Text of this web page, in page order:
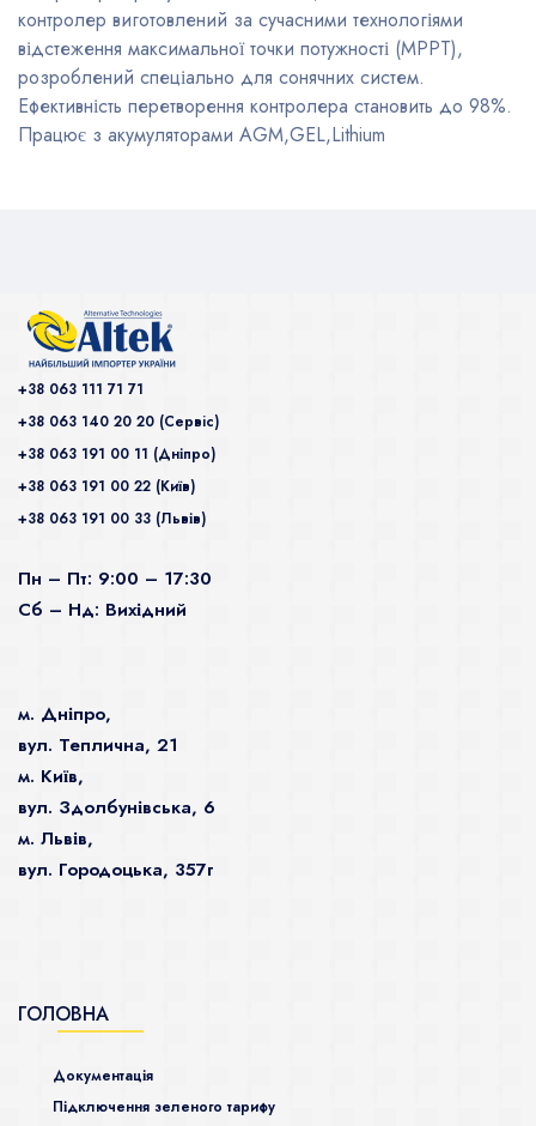
контролер виготовлений за сучасними технологіями
відстеження максимальної точки потужності (MPPT),
розроблений спеціально для сонячних систем.
Ефективність перетворення контролера становить до 98%.
Працює з акумуляторами AGM,GEL,Lithium
+38 063 111 71 71
+38 063 140 20 20 (Сервiс)
+38 063 191 00 11 (Дніпро)
+38 063 191 00 22 (Київ)
+38 063 191 00 33 (Львів)
Пн – Пт: 9:00 – 17:30
Сб – Нд: Вихідний
м. Дніпро,
вул. Теплична, 21
м. Київ,
вул. Здолбунівська, 6
м. Львів,
вул. Городоцька, 357г
ГОЛОВНА
Документація
Підключення зеленого тарифу